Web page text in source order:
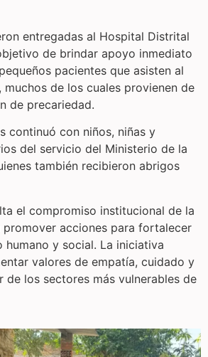
entregadas al Hospital Distrital
de brindar apoyo inmediato
pacientes que asisten al
de los cuales provienen de
de precariedad.
continuó con niños, niñas y
del servicio del Ministerio de la
también recibieron abrigos
el compromiso institucional de la
promover acciones para fortalecer
humano y social. La iniciativa
valores de empatía, cuidado y
de los sectores más vulnerables de